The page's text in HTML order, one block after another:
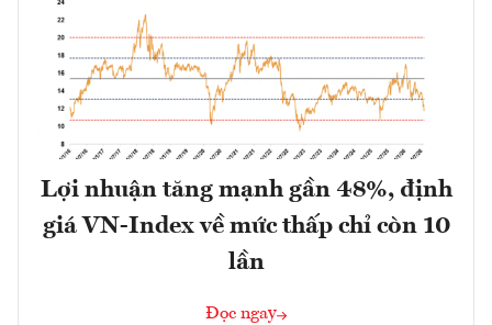
Lợi nhuận tăng mạnh gần 48%, định
giá VN-Index về mức thấp chỉ còn 10
lần
Đọc ngay